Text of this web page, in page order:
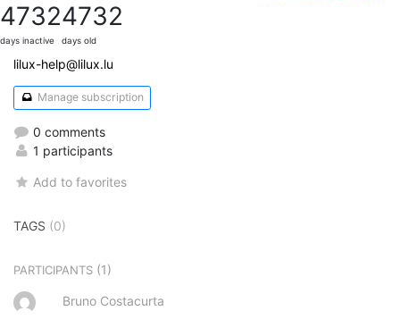
4732
days inactive
4732
days old
lilux-help@lilux.lu
Manage subscription
0 comments
1 participants
Add to favorites
TAGS (0)
PARTICIPANTS (1)
Bruno Costacurta